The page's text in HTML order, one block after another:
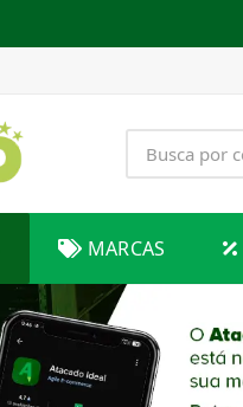
MARCAS